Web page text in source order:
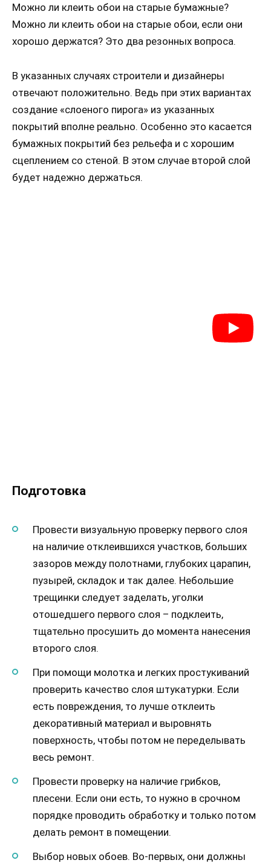
Можно ли клеить обои на старые бумажные?
Можно ли клеить обои на старые обои, если они
хорошо держатся? Это два резонных вопроса.
В указанных случаях строители и дизайнеры
отвечают положительно. Ведь при этих вариантах
создание «слоеного пирога» из указанных
покрытий вполне реально. Особенно это касается
бумажных покрытий без рельефа и с хорошим
сцеплением со стеной. В этом случае второй слой
будет надежно держаться.
Подготовка
Провести визуальную проверку первого слоя
на наличие отклеившихся участков, больших
зазоров между полотнами, глубоких царапин,
пузырей, складок и так далее. Небольшие
трещинки следует заделать, уголки
отошедшего первого слоя – подклеить,
тщательно просушить до момента нанесения
второго слоя.
При помощи молотка и легких простукиваний
проверить качество слоя штукатурки. Если
есть повреждения, то лучше отклеить
декоративный материал и выровнять
поверхность, чтобы потом не переделывать
весь ремонт.
Провести проверку на наличие грибков,
плесени. Если они есть, то нужно в срочном
порядке проводить обработку и только потом
делать ремонт в помещении.
Выбор новых обоев. Во-первых, они должны